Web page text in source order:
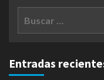
Entradas